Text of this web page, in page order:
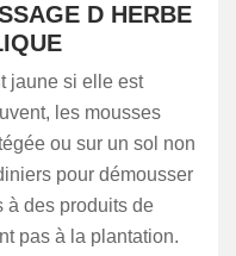
D HERBE
jaune si elle est
les mousses
ou sur un sol non
pour démousser
à des produits de
pas à la plantation.